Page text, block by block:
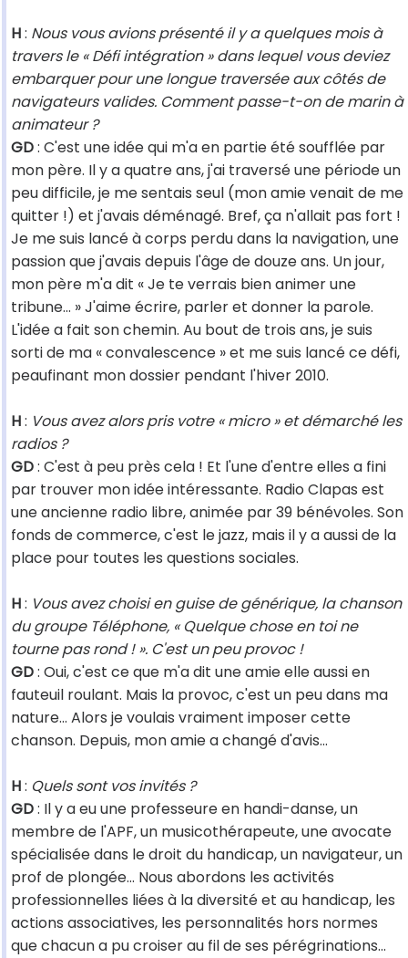
H: Nous vous avions présenté il y a quelques mois à
travers le « Défi intégration » dans lequel vous deviez
embarquer pour une longue traversée aux côtés de
navigateurs valides. Comment passe-t-on de marin à
animateur ?
GD: C'est une idée qui m'a en partie été soufflée par
mon père. Il y a quatre ans, j'ai traversé une période un
peu difficile, je me sentais seul (mon amie venait de me
quitter !) et j'avais déménagé. Bref, ça n'allait pas fort !
Je me suis lancé à corps perdu dans la navigation, une
passion que j'avais depuis l'âge de douze ans. Un jour,
mon père m'a dit « Je te verrais bien animer une
tribune... » J'aime écrire, parler et donner la parole.
L'idée a fait son chemin. Au bout de trois ans, je suis
sorti de ma « convalescence » et me suis lancé ce défi,
peaufinant mon dossier pendant l'hiver 2010.
H: Vous avez alors pris votre « micro » et démarché les
radios ?
GD: C'est à peu près cela ! Et l'une d'entre elles a fini
par trouver mon idée intéressante. Radio Clapas est
une ancienne radio libre, animée par 39 bénévoles. Son
fonds de commerce, c'est le jazz, mais il y a aussi de la
place pour toutes les questions sociales.
H: Vous avez choisi en guise de générique, la chanson
du groupe Téléphone, « Quelque chose en toi ne
tourne pas rond ! ». C'est un peu provoc !
GD: Oui, c'est ce que m'a dit une amie elle aussi en
fauteuil roulant. Mais la provoc, c'est un peu dans ma
nature... Alors je voulais vraiment imposer cette
chanson. Depuis, mon amie a changé d'avis...
H: Quels sont vos invités ?
GD: Il y a eu une professeure en handi-danse, un
membre de l'APF, un musicothérapeute, une avocate
spécialisée dans le droit du handicap, un navigateur, un
prof de plongée... Nous abordons les activités
professionnelles liées à la diversité et au handicap, les
actions associatives, les personnalités hors normes
que chacun a pu croiser au fil de ses pérégrinations...